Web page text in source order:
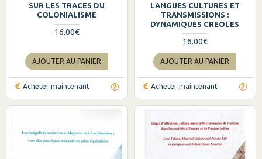
SUR LES TRACES DU
COLONIALISME
16.00€
AJOUTER AU PANIER
Acheter maintenant
LANGUES CULTURES ET
TRANSMISSIONS :
DYNAMIQUES CREOLES
16.00€
AJOUTER AU PANIER
Acheter maintenant